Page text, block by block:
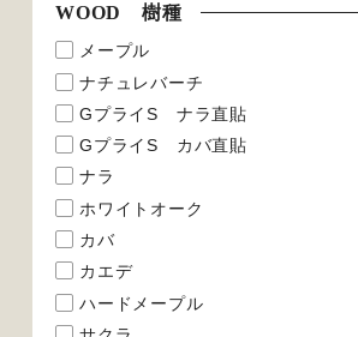
WOOD 樹種
メープル
ナチュレバーチ
GプライS ナラ直貼
GプライS カバ直貼
ナラ
ホワイトオーク
カバ
カエデ
ハードメープル